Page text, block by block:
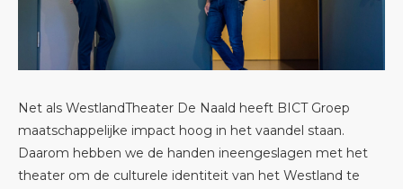
Net als WestlandTheater De Naald heeft BICT Groep
maatschappelijke impact hoog in het vaandel staan.
Daarom hebben we de handen ineengeslagen met het
theater om de culturele identiteit van het Westland te